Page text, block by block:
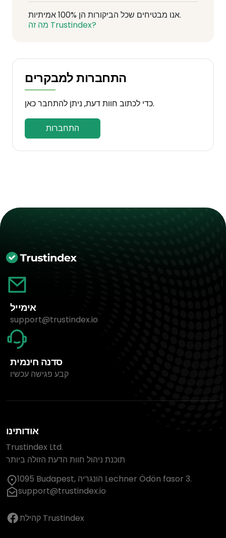
אנו מבטיחים שכל הביקורות הן 100% אמיתיות.
מה זה Trustindex?
התחברות למבקרים
כדי לכתוב חוות דעת, ניתן להתחבר כאן.
התחברות
אימייל
support@trustindex.io
סדנה חינמית
קבע פגישה עכשיו
אודותינו
Trustindex Ltd.
תוכנת ניהול חוות הדעת הזולה ביותר
1095 Budapest, הונגריה Lechner Ödön fasor 3.
support@trustindex.io
קהילת Trustindex